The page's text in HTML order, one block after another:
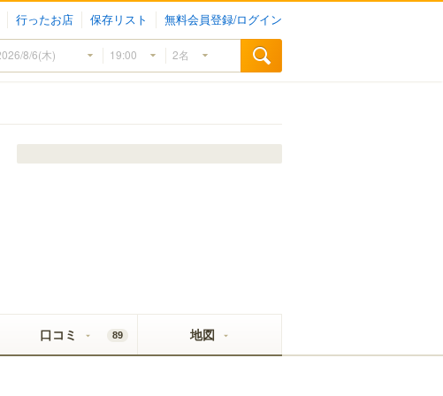
行ったお店 保存リスト 無料会員登録/ログイン
口コミ 89 地図